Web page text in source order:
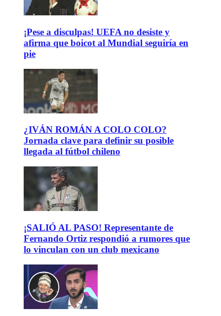
¡Pese a disculpas! UEFA no desiste y
afirma que boicot al Mundial seguiría en
pie
¿IVÁN ROMÁN A COLO COLO?
Jornada clave para definir su posible
llegada al fútbol chileno
¡SALIÓ AL PASO! Representante de
Fernando Ortiz respondió a rumores que
lo vinculan con un club mexicano